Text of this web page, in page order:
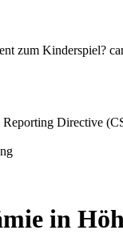
zum Kinderspiel?
Directive
in